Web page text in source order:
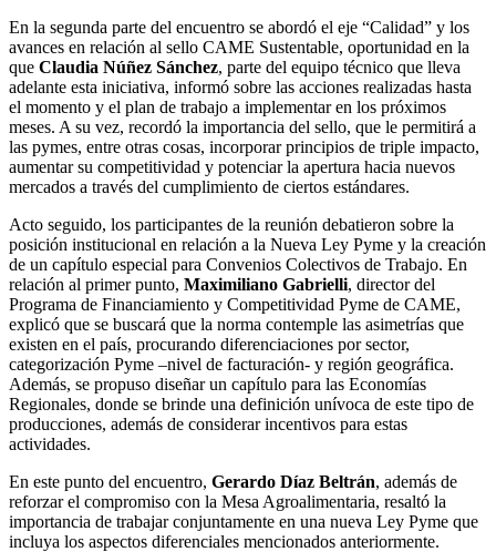
En la segunda parte del encuentro se abordó el eje “Calidad” y los
avances en relación al sello CAME Sustentable, oportunidad en la
que Claudia Núñez Sánchez, parte del equipo técnico que lleva
adelante esta iniciativa, informó sobre las acciones realizadas hasta
el momento y el plan de trabajo a implementar en los próximos
meses. A su vez, recordó la importancia del sello, que le permitirá a
las pymes, entre otras cosas, incorporar principios de triple impacto,
aumentar su competitividad y potenciar la apertura hacia nuevos
mercados a través del cumplimiento de ciertos estándares.
Acto seguido, los participantes de la reunión debatieron sobre la
posición institucional en relación a la Nueva Ley Pyme y la creación
de un capítulo especial para Convenios Colectivos de Trabajo. En
relación al primer punto, Maximiliano Gabrielli, director del
Programa de Financiamiento y Competitividad Pyme de CAME,
explicó que se buscará que la norma contemple las asimetrías que
existen en el país, procurando diferenciaciones por sector,
categorización Pyme –nivel de facturación- y región geográfica.
Además, se propuso diseñar un capítulo para las Economías
Regionales, donde se brinde una definición unívoca de este tipo de
producciones, además de considerar incentivos para estas
actividades.
En este punto del encuentro, Gerardo Díaz Beltrán, además de
reforzar el compromiso con la Mesa Agroalimentaria, resaltó la
importancia de trabajar conjuntamente en una nueva Ley Pyme que
incluya los aspectos diferenciales mencionados anteriormente.